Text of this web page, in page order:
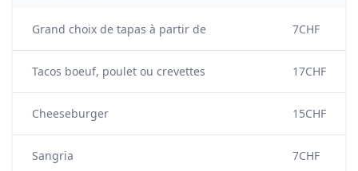
Grand choix de tapas à partir de 7CHF
Tacos boeuf, poulet ou crevettes 17CHF
Cheeseburger 15CHF
Sangria 7CHF